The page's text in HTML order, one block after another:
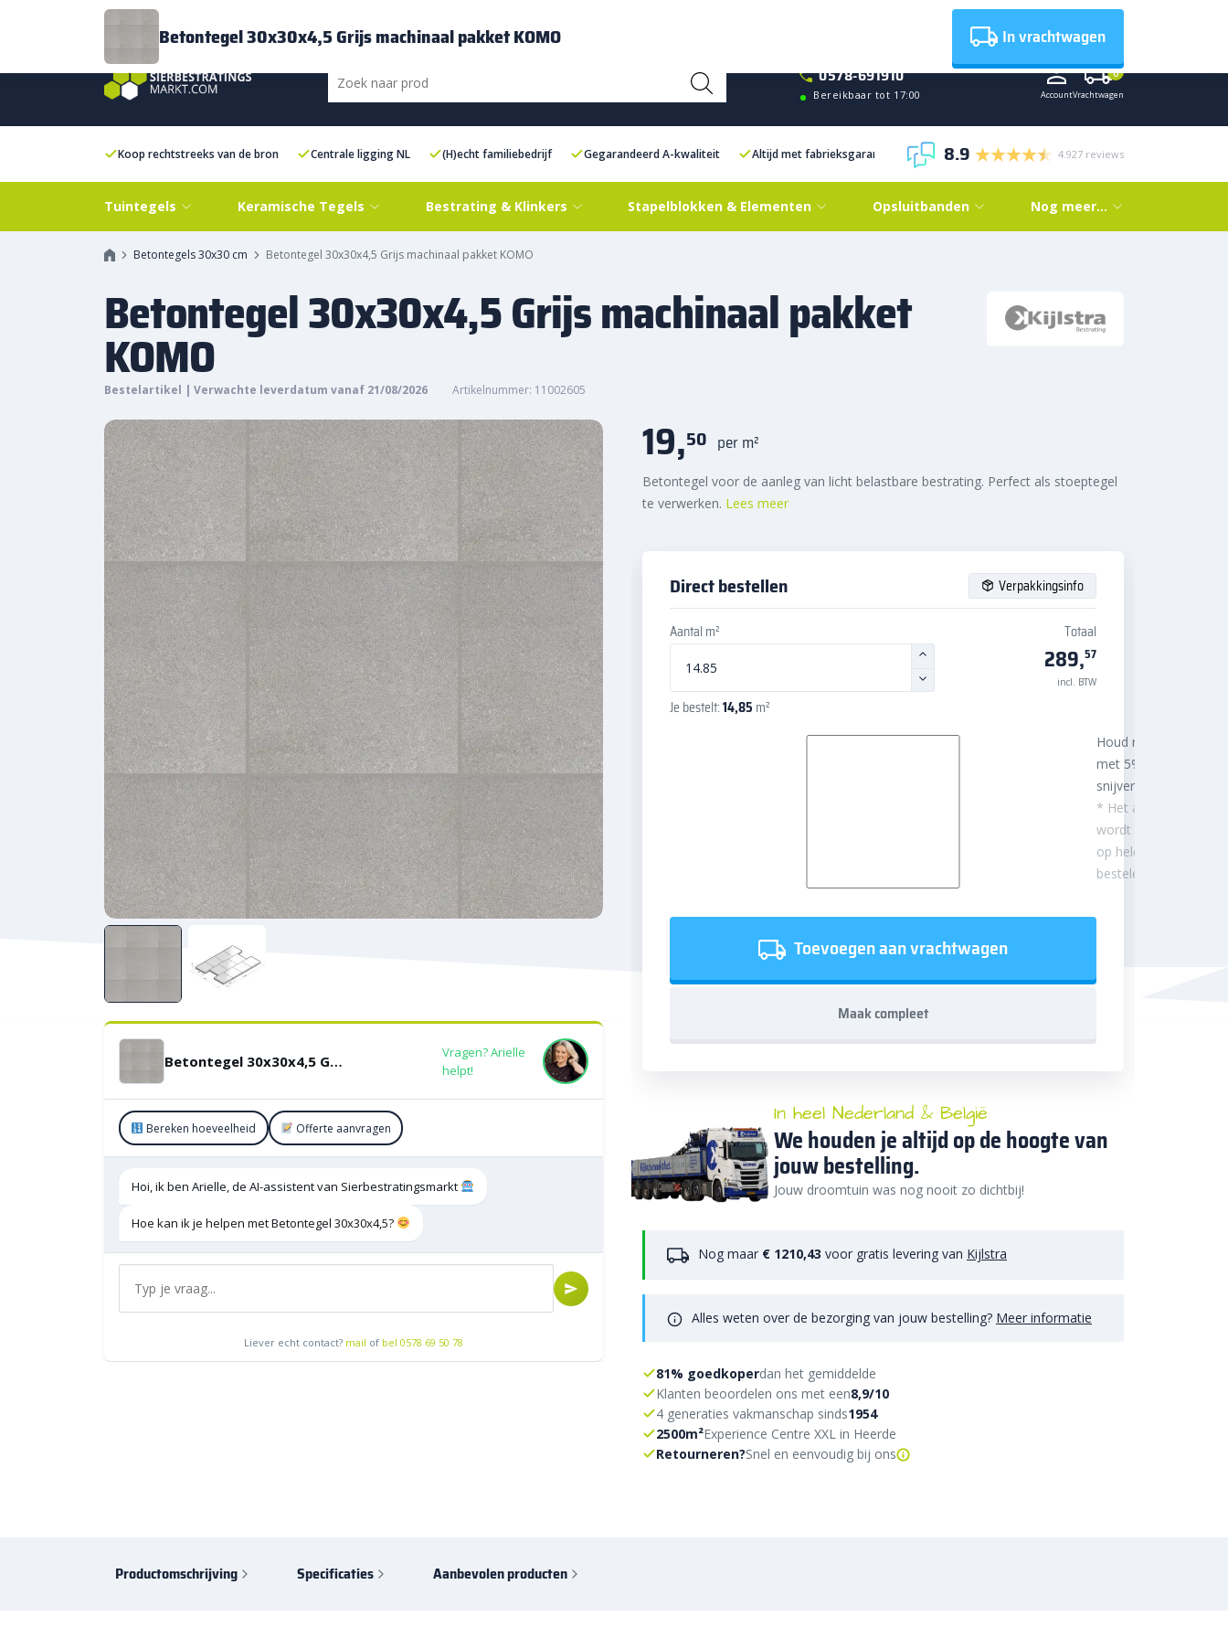
0578-691910
Bereikbaar tot 17:00 AccountVrachtwagen
0
Koop rechtstreeks van de bron Centrale ligging NL (H)echt familiebedrijf Gegarandeerd A-kwaliteit Altijd met fabrieksgarantie 8.9 4.927 reviews
Tuintegels Keramische Tegels Bestrating & Klinkers Stapelblokken & Elementen Opsluitbanden Nog meer…
Betontegels 30x30 cm Betontegel 30x30x4,5 Grijs machinaal pakket KOMO
Betontegel 30x30x4,5 Grijs machinaal pakket
KOMO
Bestelartikel | Verwachte leverdatum vanaf 21/08/2026 Artikelnummer: 11002605
Betontegel 30x30x4,5 Grijs machinaal pakket KOMO
Vragen? Arielle
helpt!
Bereken hoeveelheid Offerte aanvragen
Hoi, ik ben Arielle, de AI-assistent van Sierbestratingsmarkt
Hoe kan ik je helpen met Betontegel 30x30x4,5?
Liever echt contact? mail of bel 0578 69 50 78
19,50 per m²
Betontegel voor de aanleg van licht belastbare bestrating. Perfect als stoeptegel
te verwerken. Lees meer
Direct bestellen Verpakkingsinfo
Aantal m²
Je bestelt:14,85 m²
Totaal
289,57
incl. BTW
Houd rekening
met 5%
snijverlies
* Het aantal m²
wordt afgerond
op hele
besteleenheden.
Toevoegen aan vrachtwagen
Maak compleet
In heel Nederland & België
We houden je altijd op de hoogte van
jouw bestelling.
Jouw droomtuin was nog nooit zo dichtbij!
Nog maar € 1210,43 voor gratis levering van Kijlstra
Alles weten over de bezorging van jouw bestelling? Meer informatie
81% goedkoperdan het gemiddelde
Klanten beoordelen ons met een8,9/10
4 generaties vakmanschap sinds1954
2500m²Experience Centre XXL in Heerde
Retourneren?Snel en eenvoudig bij ons
Productomschrijving Specificaties Aanbevolen producten
Betontegel 30x30x4,5 Grijs machinaal pakket KOMO In vrachtwagen